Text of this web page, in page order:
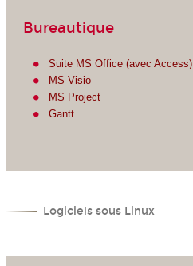
Bureautique
Suite MS Office (avec Access)
MS Visio
MS Project
Gantt
Logiciels sous Linux